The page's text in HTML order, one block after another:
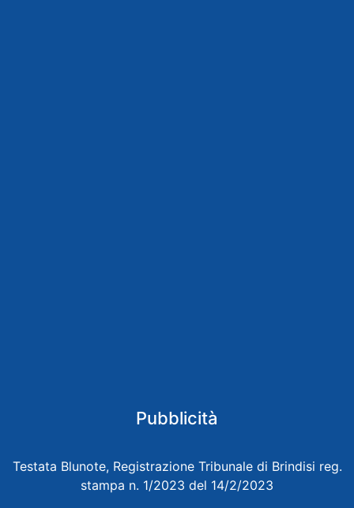
Pubblicità
Testata Blunote, Registrazione Tribunale di Brindisi reg.
stampa n. 1/2023 del 14/2/2023